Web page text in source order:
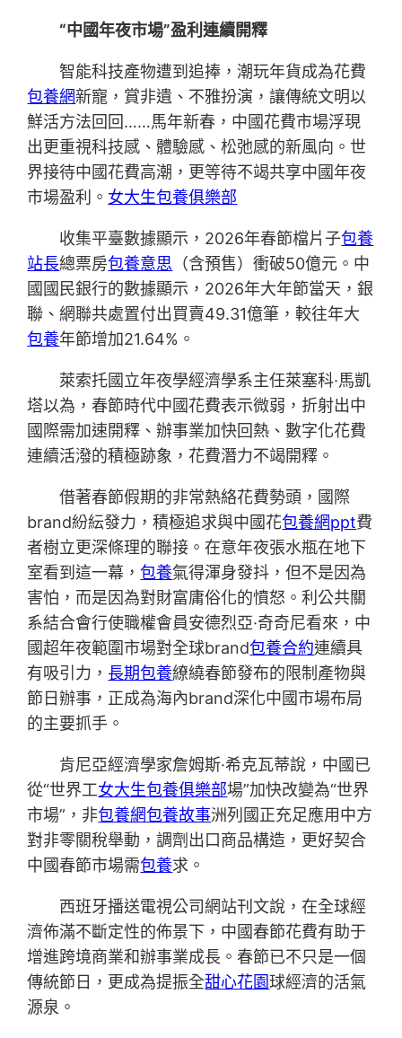
“中國年夜市場”盈利連續開釋
智能科技產物遭到追捧，潮玩年貨成為花費
包養網新寵，賞非遺、不雅扮演，讓傳統文明以
鮮活方法回回……馬年新春，中國花費市場浮現
出更重視科技感、體驗感、松弛感的新風向。世
界接待中國花費高潮，更等待不竭共享中國年夜
市場盈利。 女大生包養俱樂部
收集平臺數據顯示，2026年春節檔片子包養
站長總票房包養意思 （含預售）衝破50億元。中
國國民銀行的數據顯示，2026年大年節當天，銀
聯、網聯共處置付出買賣49.31億筆，較往年大
包養年節增加21.64%。
萊索托國立年夜學經濟學系主任萊塞科·馬凱
塔以為，春節時代中國花費表示微弱，折射出中
國際需加速開釋、辦事業加快回熱、數字化花費
連續活潑的積極跡象，花費潛力不竭開釋。
借著春節假期的非常熱絡花費勢頭，國際
brand紛紜發力，積極追求與中國花包養網ppt費
者樹立更深條理的聯接。在意年夜張水瓶在地下
室看到這一幕，包養氣得渾身發抖，但不是因為
害怕，而是因為對財富庸俗化的憤怒。利公共關
系結合會行使職權會員安德烈亞·奇奇尼看來，中
國超年夜範圍市場對全球brand包養合約連續具
有吸引力， 長期包養繚繞春節發布的限制產物與
節日辦事，正成為海內brand深化中國市場布局
的主要抓手。
肯尼亞經濟學家詹姆斯·希克瓦蒂說，中國已
從“世界工女大生包養俱樂部場”加快改變為“世界
市場”，非包養網包養故事洲列國正充足應用中方
對非零關稅舉動，調劑出口商品構造，更好契合
中國春節市場需包養求。
西班牙播送電視公司網站刊文說，在全球經
濟佈滿不斷定性的佈景下，中國春節花費有助于
增進跨境商業和辦事業成長。春節已不只是一個
傳統節日，更成為提振全甜心花園球經濟的活氣
源泉。